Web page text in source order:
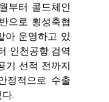
부터 콜드체인
으로 횡성축협
아 운영하고 있
인천공항 검역
기 선적 전까지
정적으로 수출
.